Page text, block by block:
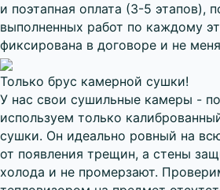
и поэтапная оплата (3-5 этапов),
выполненных работ по каждому
фиксирована в договоре и не
Только брус камерной сушки!
У нас свои сушильные камеры -
используем только
сушки. Он идеально ровный на
от появления трещин, а стены
холода и не промерзают.